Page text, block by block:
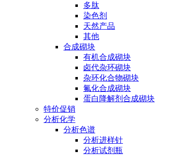
多肽
染色剂
天然产品
其他
合成砌块
有机合成砌块
卤代杂环砌块
杂环化合物砌块
氟化合成砌块
蛋白降解剂合成砌块
特价促销
分析化学
分析色谱
分析进样针
分析试剂瓶